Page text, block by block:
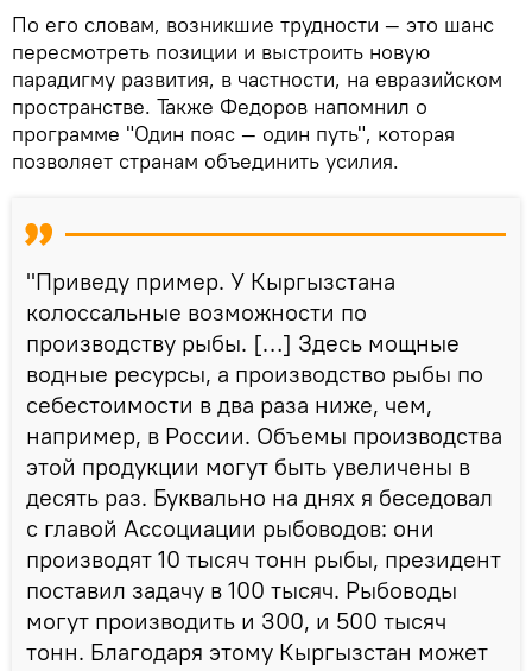
По его словам, возникшие трудности — это шанс
пересмотреть позиции и выстроить новую
парадигму развития, в частности, на евразийском
пространстве. Также Федоров напомнил о
программе "Один пояс — один путь", которая
позволяет странам объединить усилия.
"Приведу пример. У Кыргызстана
колоссальные возможности по
производству рыбы. […] Здесь мощные
водные ресурсы, а производство рыбы по
себестоимости в два раза ниже, чем,
например, в России. Объемы производства
этой продукции могут быть увеличены в
десять раз. Буквально на днях я беседовал
с главой Ассоциации рыбоводов: они
производят 10 тысяч тонн рыбы, президент
поставил задачу в 100 тысяч. Рыбоводы
могут производить и 300, и 500 тысяч
тонн. Благодаря этому Кыргызстан может